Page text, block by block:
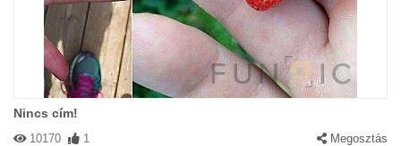
Nincs cím!
10170 1 Megosztás